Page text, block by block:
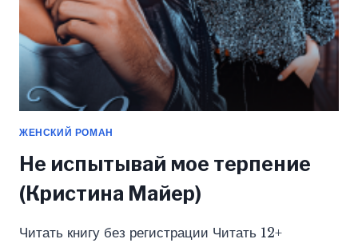
ЖЕНСКИЙ РОМАН
Не испытывай мое терпение
(Кристина Майер)
Читать книгу без регистрации Читать 12+